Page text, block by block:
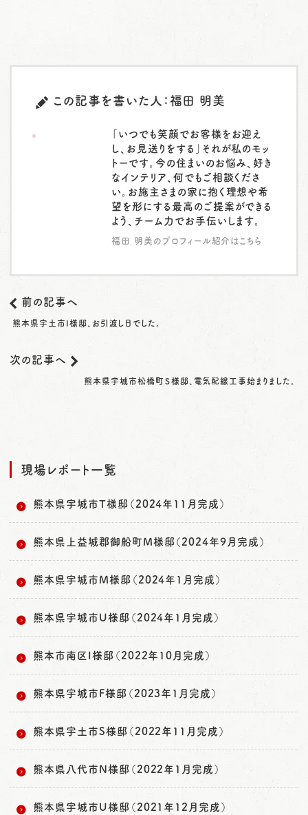
この記事を書いた人：福田 明美
「いつでも笑顔でお客様をお迎え
し、お見送りをする」それが私のモッ
トーです。今の住まいのお悩み、好き
なインテリア、何でもご相談くださ
い。お施主さまの家に抱く理想や希
望を形にする最高のご提案ができる
よう、チーム力でお手伝いします。
福田 明美のプロフィール紹介はこちら
前の記事へ
熊本県宇土市I様邸、お引渡し日でした。
次の記事へ
熊本県宇城市松橋町Ｓ様邸、電気配線工事始まりました。
現場レポート一覧
熊本県宇城市T様邸（2024年11月完成）
熊本県上益城郡御船町M様邸（2024年9月完成）
熊本県宇城市M様邸（2024年1月完成）
熊本県宇城市U様邸（2024年1月完成）
熊本市南区I様邸（2022年10月完成）
熊本県宇城市F様邸（2023年1月完成）
熊本県宇土市S様邸（2022年11月完成）
熊本県八代市N様邸（2022年1月完成）
熊本県宇城市U様邸（2021年12月完成）